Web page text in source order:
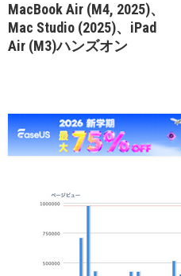
MacBook Air (M4, 2025)、
Mac Studio (2025)、iPad
Air (M3)ハンズオン